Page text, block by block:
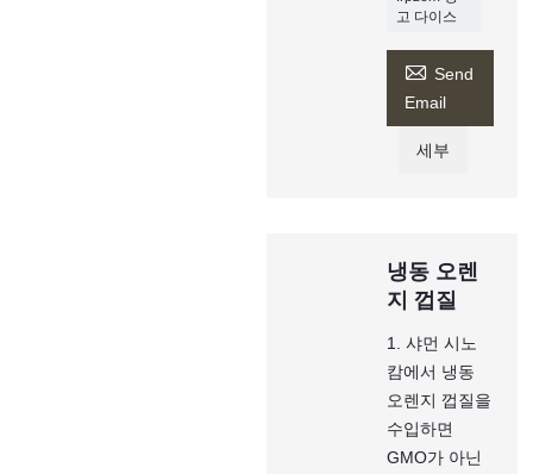
고 다이스
 Send
Email
세부
냉동 오렌
지 껍질
1. 샤먼 시노
캄에서 냉동
오렌지 껍질을
수입하면
GMO가 아닌